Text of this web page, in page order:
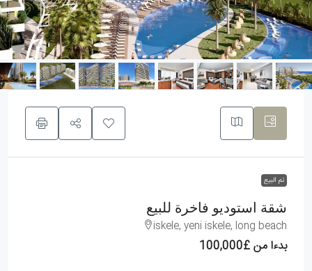
تم البيع
شقة استوديو فاخرة للبيع
iskele, yeni iskele, long beach
بدءا من£100,000